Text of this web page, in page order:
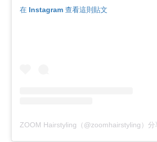
在 Instagram 查看這則貼文
ZOOM Hairstyling（@zoomhairstyling）分